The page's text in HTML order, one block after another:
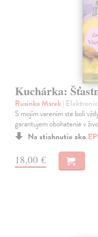
Kuchárka:
Rusinko Marek|
S mojím varením ste boli
garantujem obohatenie v
Na stiahnutie ako
18,00 €